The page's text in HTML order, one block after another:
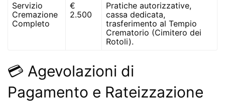
Servizio
Cremazione
Completo
€
2.500
Pratiche autorizzative,
cassa dedicata,
trasferimento al Tempio
Crematorio (Cimitero dei
Rotoli).
💳 Agevolazioni di
Pagamento e Rateizzazione